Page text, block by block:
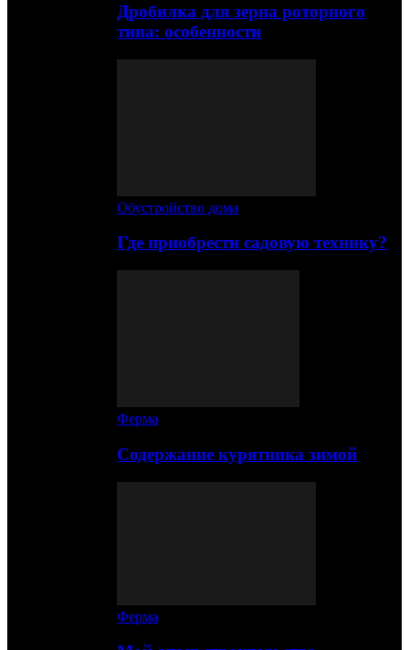
Дробилка для зерна роторного
типа: особенности
Обустройство дома
Где приобрести садовую технику?
Ферма
Содержание курятника зимой
Ферма